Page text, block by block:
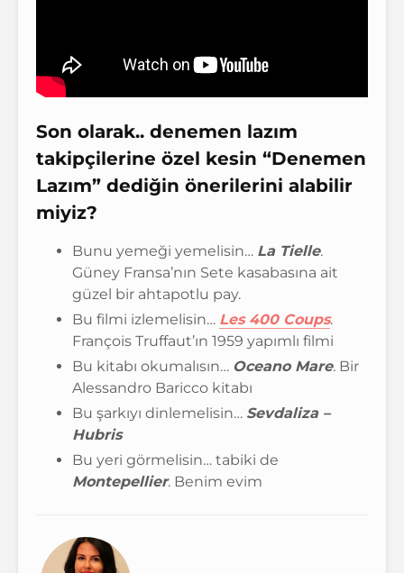
Son olarak.. denemen lazım
takipçilerine özel kesin “Denemen
Lazım” dediğin önerilerini alabilir
miyiz?
Bunu yemeği yemelisin… La Tielle.
Güney Fransa’nın Sete kasabasına ait
güzel bir ahtapotlu pay.
Bu filmi izlemelisin… Les 400 Coups.
François Truffaut’ın 1959 yapımlı filmi
Bu kitabı okumalısın… Oceano Mare. Bir
Alessandro Baricco kitabı
Bu şarkıyı dinlemelisin… Sevdaliza –
Hubris
Bu yeri görmelisin… tabiki de
Montepellier. Benim evim